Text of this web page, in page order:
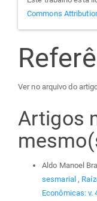
Commons
Ver no arquivo do
Artigos
Aldo Manoel
sesmarial ,
Econômicas: v.